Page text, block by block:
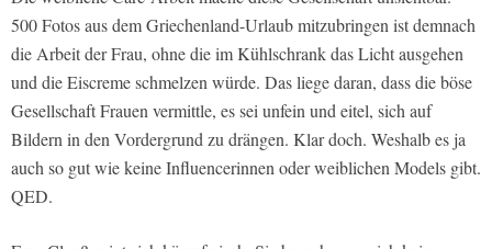
500 Fotos aus dem Griechenland-Urlaub mitzubringen ist demnach
die Arbeit der Frau, ohne die im Kühlschrank das Licht ausgehen
und die Eiscreme schmelzen würde. Das liege daran, dass die böse
Gesellschaft Frauen vermittle, es sei unfein und eitel, sich auf
Bildern in den Vordergrund zu drängen. Klar doch. Weshalb es ja
auch so gut wie keine Influencerinnen oder weiblichen Models gibt.
QED.